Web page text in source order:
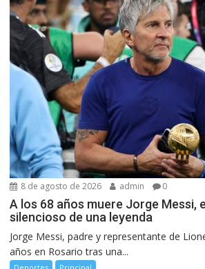
8 de agosto de 2026 admin 0
A los 68 años muere Jorge Messi,
silencioso de una leyenda
Jorge Messi, padre y representante de
años en Rosario tras una...